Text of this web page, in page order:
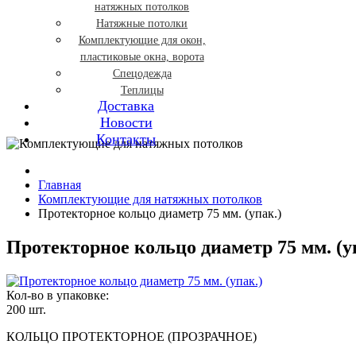
натяжных потолков
Натяжные потолки
Комплектующие для окон,
пластиковые окна, ворота
Спецодежда
Теплицы
Доставка
Новости
Контакты
Главная
Комплектующие для натяжных потолков
Протекторное кольцо диаметр 75 мм. (упак.)
Протекторное кольцо диаметр 75 мм.
Кол-во в упаковке:
200 шт.
КОЛЬЦО ПРОТЕКТОРНОЕ (ПРОЗРАЧНОЕ)